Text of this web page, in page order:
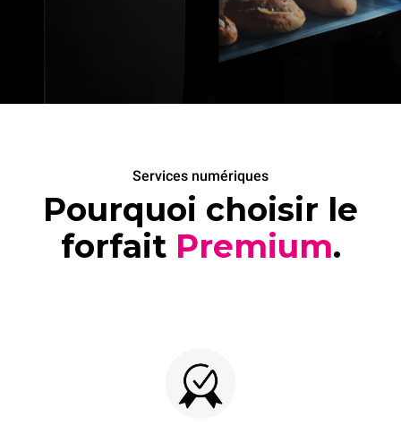
Services numériques
Pourquoi choisir le
forfait Premium.